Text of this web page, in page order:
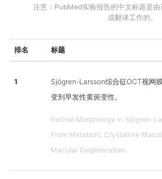
注意：PubMed实验报告的中文标题是
成翻译工作的。
排名 标题
1
Sjögren-Larsson综合征OCT视网
变到早发性黄斑变性。
Retinal Morphology in Sjögren-
From Metabolic Crystalline
Macular Degeneration.